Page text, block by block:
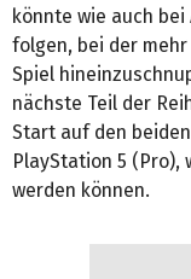
könnte wie auch
folgen, bei der
Spiel
nächste Teil der
Start auf den
PlayStation 5 (Pro),
werden können.